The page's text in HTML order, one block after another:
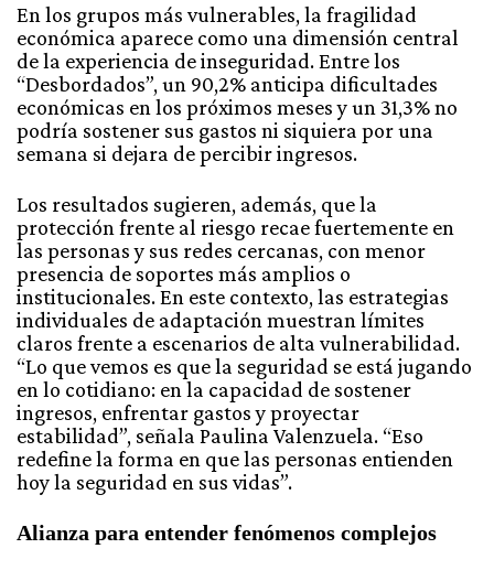
En los grupos más vulnerables, la fragilidad
económica aparece como una dimensión central
de la experiencia de inseguridad. Entre los
“Desbordados”, un 90,2% anticipa dificultades
económicas en los próximos meses y un 31,3% no
podría sostener sus gastos ni siquiera por una
semana si dejara de percibir ingresos.
Los resultados sugieren, además, que la
protección frente al riesgo recae fuertemente en
las personas y sus redes cercanas, con menor
presencia de soportes más amplios o
institucionales. En este contexto, las estrategias
individuales de adaptación muestran límites
claros frente a escenarios de alta vulnerabilidad.
“Lo que vemos es que la seguridad se está jugando
en lo cotidiano: en la capacidad de sostener
ingresos, enfrentar gastos y proyectar
estabilidad”, señala Paulina Valenzuela. “Eso
redefine la forma en que las personas entienden
hoy la seguridad en sus vidas”.
Alianza para entender fenómenos complejos